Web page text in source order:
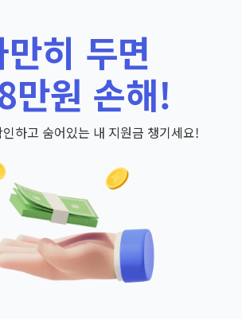
히 두면
만원 손해!
하고 숨어있는 내 지원금 챙기세요!